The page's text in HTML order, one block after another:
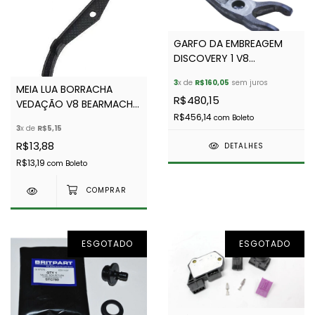
MEIA LUA BORRACHA
VEDAÇÃO V8 BEARMACH
3x de R$5,15
R$13,88
R$13,19 com Boleto
GARFO DA EMBREAGEM
DISCOVERY 1 V8
3x de R$160,05 sem juros
R$480,15
R$456,14 com Boleto
DETALHES
ESGOTADO ESGOTADO